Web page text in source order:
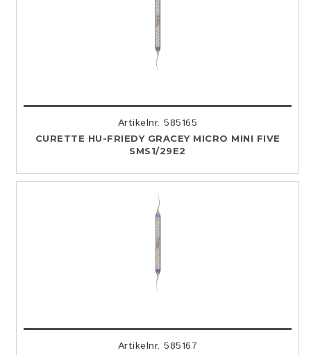
Artikelnr. 585165
CURETTE HU-FRIEDY GRACEY MICRO MINI FIVE
SMS1/29E2
Artikelnr. 585167